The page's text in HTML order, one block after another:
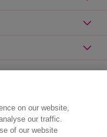
on our website,
our traffic.
of our website